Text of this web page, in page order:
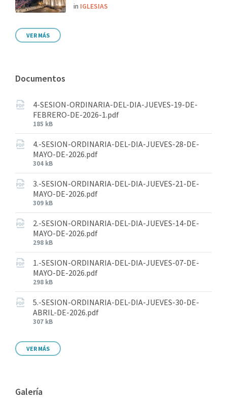
in IGLESIAS
VER MÁS
Documentos
4-SESION-ORDINARIA-DEL-DIA-JUEVES-19-DE-
FEBRERO-DE-2026-1.pdf
185 kB
4.-SESION-ORDINARIA-DEL-DIA-JUEVES-28-DE-
MAYO-DE-2026.pdf
304 kB
3.-SESION-ORDINARIA-DEL-DIA-JUEVES-21-DE-
MAYO-DE-2026.pdf
309 kB
2.-SESION-ORDINARIA-DEL-DIA-JUEVES-14-DE-
MAYO-DE-2026.pdf
298 kB
1.-SESION-ORDINARIA-DEL-DIA-JUEVES-07-DE-
MAYO-DE-2026.pdf
298 kB
5.-SESION-ORDINARIA-DEL-DIA-JUEVES-30-DE-
ABRIL-DE-2026.pdf
307 kB
VER MÁS
Galería